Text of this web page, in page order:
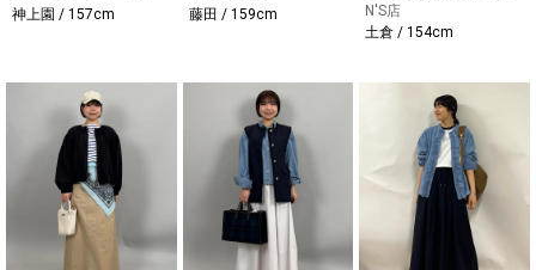
神上園 / 157cm
藤田 / 159cm
N'S店
土倉 / 154cm